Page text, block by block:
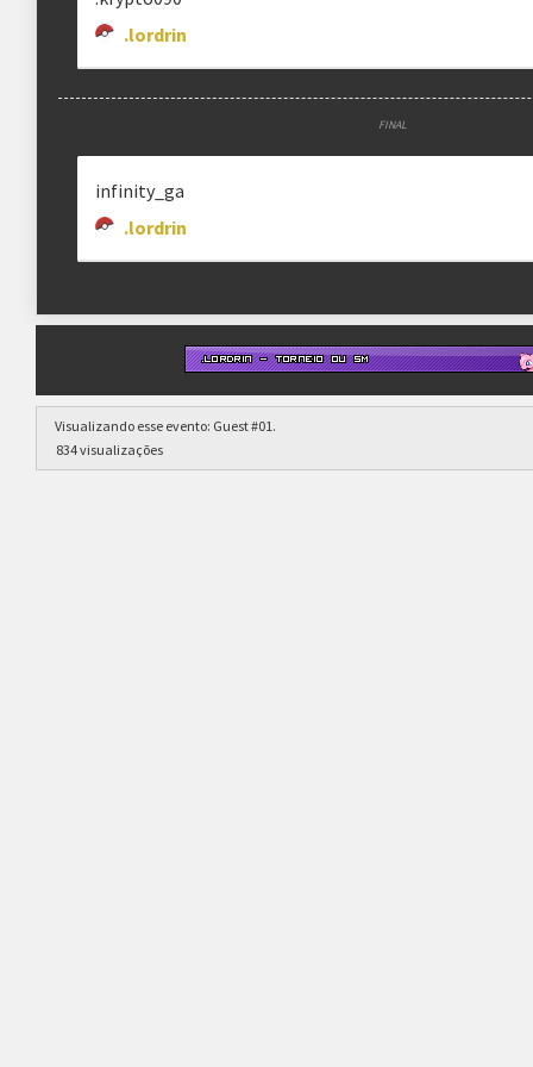
.lordrin
FINAL
infinity_ga
.lordrin
Visualizando esse evento: Guest #01.
834 visualizações